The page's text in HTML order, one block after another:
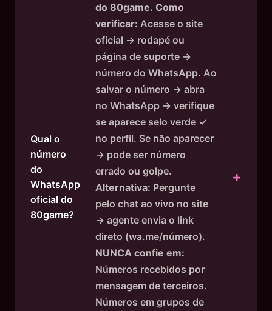
Qual o
número
do
WhatsApp
oficial do
80game?
do 80game. Como
verificar: Acesse o site
oficial → rodapé ou
página de suporte →
número do WhatsApp. Ao
salvar o número → abra
no WhatsApp → verifique
se aparece selo verde ✓
no perfil. Se não aparecer
→ pode ser número
errado ou golpe.
Alternativa: Pergunte
pelo chat ao vivo no site
→ agente envia o link
direto (wa.me/número).
NUNCA confie em:
Números recebidos por
mensagem de terceiros.
Números em grupos de